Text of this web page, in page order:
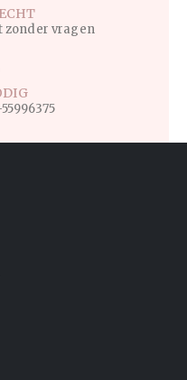
zonder vragen